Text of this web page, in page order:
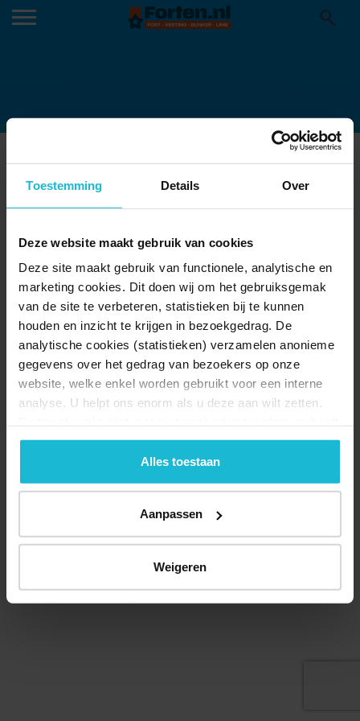
Toestemming Details Over
Deze website maakt gebruik van cookies
Deze site maakt gebruik van functionele, analytische en
marketing cookies. Dit doen wij om het gebruiksgemak
van de site te verbeteren, statistieken bij te kunnen
houden en inzicht te krijgen in bezoekgedrag. De
analytische cookies (statistieken) verzamelen anonieme
gegevens over het gedrag van bezoekers op onze
website, welke enkel worden gebruikt voor een interne
analyse. U helpt ons enorm als u deze aan wilt zetten.
geen commerciële doelstelling. U kunt deze cookies via
de knoppen accepteren, beheren of weigeren.
Alles toestaan
Aanpassen
Weigeren
© 2026 Stichting Forten Nederland
Over ons
Doneer nu Disclaimer
Contact
Forten.nl wordt ondersteund door de